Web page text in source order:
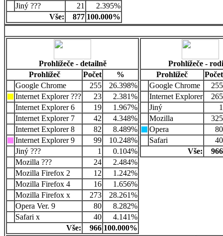
Jiný ???
21
2.395%
Vše:
877 100.000%
Prohlížeče - detailně
Prohlížeč
Počet
%
Google Chrome
255
26.398%
Internet Explorer ???
23
2.381%
Internet Explorer 6
19
1.967%
Internet Explorer 7
42
4.348%
Internet Explorer 8
82
8.489%
Internet Explorer 9
99
10.248%
Jiný ???
1
0.104%
Mozilla ???
24
2.484%
Mozilla Firefox 2
12
1.242%
Mozilla Firefox 4
16
1.656%
Mozilla Firefox x
273
28.261%
Opera Ver. 9
80
8.282%
Safari x
40
4.141%
Vše:
966 100.000%
Prohlížeče -
Prohlížeč
Počet
Google Chrome
255
Internet Explorer
265
Jiný
1
Mozilla
325
Opera
80
Safari
40
Vše:
966